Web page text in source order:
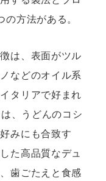
方法がある。
は、表面がツル
などのオイル系
タリアで好まれ
、うどんのコシ
みにも合致す
た高品質なデュ
歯ごたえと食感